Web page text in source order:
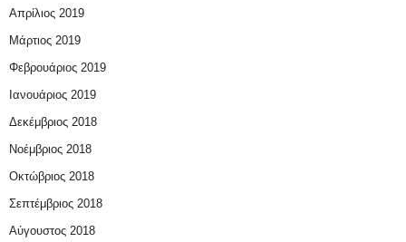
Απρίλιος 2019
Μάρτιος 2019
Φεβρουάριος 2019
Ιανουάριος 2019
Δεκέμβριος 2018
Νοέμβριος 2018
Οκτώβριος 2018
Σεπτέμβριος 2018
Αύγουστος 2018